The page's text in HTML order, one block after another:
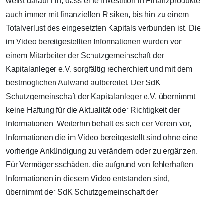
auch immer mit finanziellen Risiken, bis hin zu einem
Totalverlust des eingesetzten Kapitals verbunden ist. Die
im Video bereitgestellten Informationen wurden von
einem Mitarbeiter der Schutzgemeinschaft der
Kapitalanleger e.V. sorgfältig recherchiert und mit dem
bestmöglichen Aufwand aufbereitet. Der SdK
Schutzgemeinschaft der Kapitalanleger e.V. übernimmt
keine Haftung für die Aktualität oder Richtigkeit der
Informationen. Weiterhin behält es sich der Verein vor,
Informationen die im Video bereitgestellt sind ohne eine
vorherige Ankündigung zu verändern oder zu ergänzen.
Für Vermögensschäden, die aufgrund von fehlerhaften
Informationen in diesem Video entstanden sind,
übernimmt der SdK Schutzgemeinschaft der